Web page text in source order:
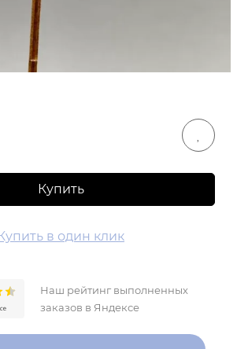
Купить
в один клик
Наш рейтинг выполненных
заказов в Яндексе